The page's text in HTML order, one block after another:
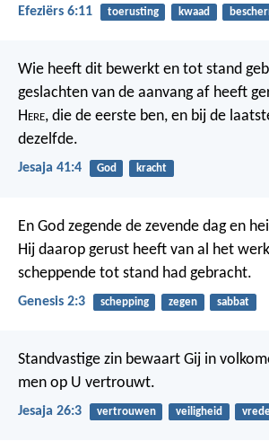
Efeziërs 6:11 toerusting kwaad
Wie heeft dit bewerkt en tot stand
geslachten van de aanvang af heeft
Here, die de eerste ben, en bij de
dezelfde.
Jesaja 41:4 God kracht
En God zegende de zevende dag en
Hij daarop gerust heeft van al het
scheppende tot stand had gebracht.
Genesis 2:3 schepping zegen sabbat
Standvastige zin bewaart Gij in
men op U vertrouwt.
Jesaja 26:3 vertrouwen veiligheid